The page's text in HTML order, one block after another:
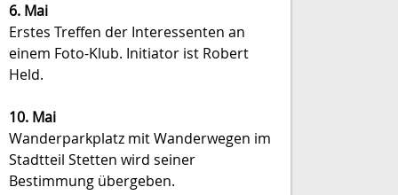
6. Mai
Erstes Treffen der Interessenten an
einem Foto-Klub. Initiator ist Robert
Held.
10. Mai
Wanderparkplatz mit Wanderwegen im
Stadtteil Stetten wird seiner
Bestimmung übergeben.